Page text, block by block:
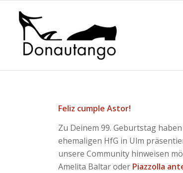
Feliz cumple Astor!
Zu Deinem 99. Geburtstag
ehemaligen HfG in Ulm
unsere Community hinweisen
Amelita Baltar oder Piazzolla